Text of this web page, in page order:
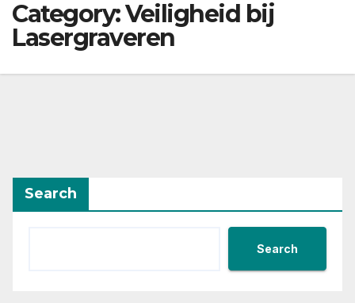
Category:Veiligheid bij
Lasergraveren
Search
Search